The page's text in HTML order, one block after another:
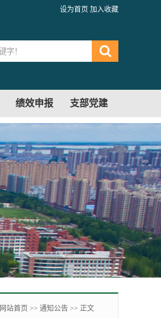
设为首页 加入收藏
绩效申报 支部党建
网站首页 >> 通知公告 >> 正文